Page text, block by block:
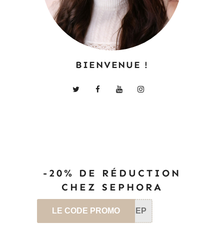
BIENVENUE !
-20% DE RÉDUCTION
CHEZ SEPHORA
LE CODE PROMO SEP